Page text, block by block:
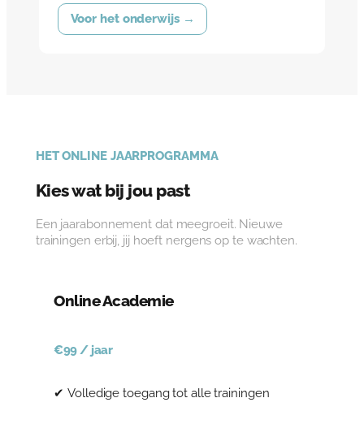
Voor het onderwijs →
HET ONLINE JAARPROGRAMMA
Kies wat bij jou past
Een jaarabonnement dat meegroeit. Nieuwe
trainingen erbij, jij hoeft nergens op te wachten.
Online Academie
€99 / jaar
✔ Volledige toegang tot alle trainingen